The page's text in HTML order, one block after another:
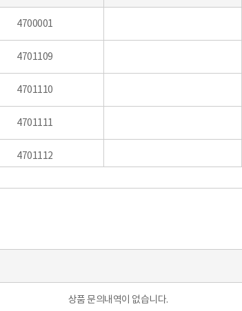
4700001
4701109
4701110
4701111
4701112
4701113
상품 문의내역이 없습니다.